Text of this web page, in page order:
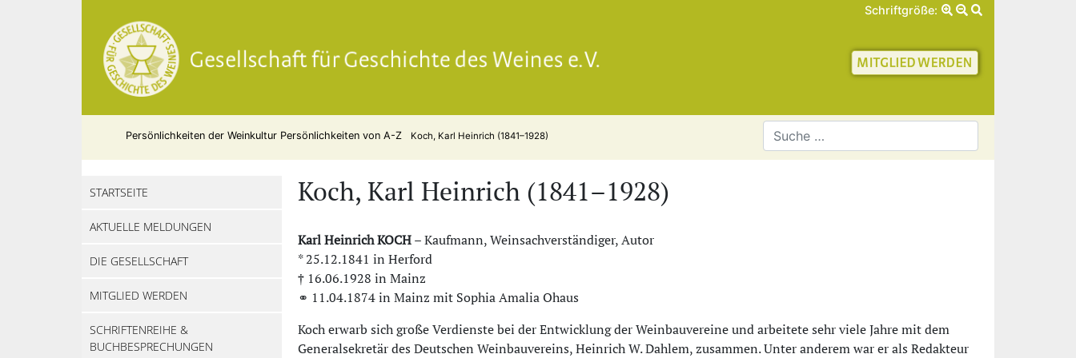
Schriftgröße:
Gesellschaft für Geschichte
Persönlichkeiten der Weinkultur Persönlichkeiten von A-Z Koch, Karl Heinrich (1841–1928)
STARTSEITE
AKTUELLE MELDUNGEN
DIE GESELLSCHAFT
MITGLIED WERDEN
SCHRIFTENREIHE &
BUCHBESPRECHUNGEN
Koch, Karl Heinrich (1841–1928)
Karl Heinrich KOCH– Kaufmann, Weinsachverständiger, Autor
* 25.12.1841 in Herford
† 16.06.1928 in Mainz
⚭ 11.04.1874 in Mainz mit Sophia Amalia Ohaus
Koch erwarb sich große Verdienste bei der Entwicklung der Weinbauvereine und arbeitete sehr viele Jahre mit dem
Generalsekretär des Deutschen Weinbauvereins, Heinrich W. Dahlem, zusammen. Unter anderem war er als Redakteur